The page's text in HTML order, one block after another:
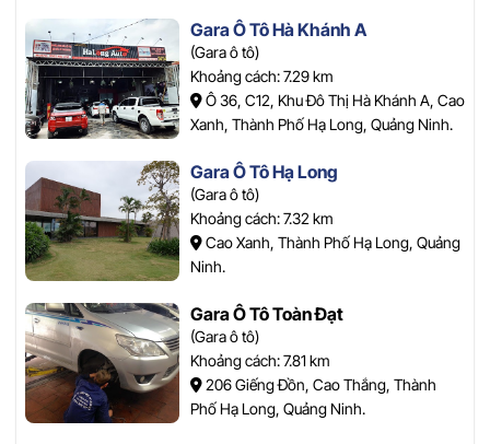
Gara Ô Tô Hà Khánh A
(Gara ô tô)
Khoảng cách: 7.29 km
Ô 36, C12, Khu Đô Thị Hà Khánh A, Cao
Xanh, Thành Phố Hạ Long, Quảng Ninh.
Gara Ô Tô Hạ Long
(Gara ô tô)
Khoảng cách: 7.32 km
Cao Xanh, Thành Phố Hạ Long, Quảng
Ninh.
Gara Ô Tô Toàn Đạt
(Gara ô tô)
Khoảng cách: 7.81 km
206 Giếng Đồn, Cao Thắng, Thành
Phố Hạ Long, Quảng Ninh.